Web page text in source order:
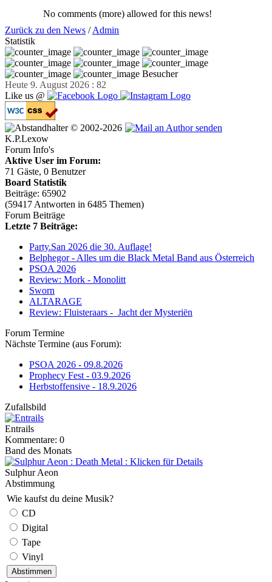
No comments (more) allowed for this news!
Zurück zu den News /Admin
Statistik
Besucher
Heute 9. August 2026 : 82
Like us @
© 2002-2026
K.P.Lexow
Forum Info's
Aktive User im Forum:
71 Gäste, 0 Benutzer
Board Statistik
Beiträge: 65902
(59417 Antworten in 6485 Themen)
Forum Beiträge
Letzte 7 Beiträge:
Party.San 2026 die 30. Auflage!
Belphegor - Alles um die Black Metal Band aus Österreich
PSOA 2026
Review: Mork - Monolitt
Sworn
ALTARAGE
Review: Fluisteraars - Jacht der Mysteriën
Forum Termine
Nächste Termine (aus Forum):
PSOA 2026 - 09.8.2026
Prophecy Fest - 03.9.2026
Herbstoffensive - 18.9.2026
Zufallsbild
Entrails
Kommentare: 0
Band des Monats
Sulphur Aeon
Abstimmung
Wie kaufst du deine Musik?
CD
Digital
Tape
Vinyl